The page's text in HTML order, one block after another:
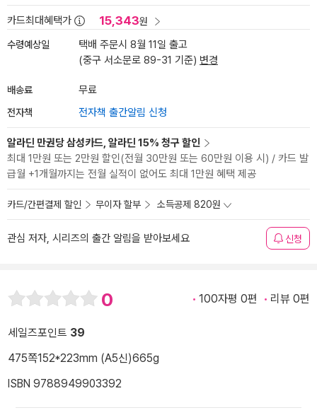
카드최대혜택가 15,343원
수령예상일
택배 주문시 8월 11일 출고
(중구 서소문로 89-31 기준) 변경
배송료 무료
전자책 전자책 출간알림 신청
알라딘 만권당 삼성카드, 알라딘 15% 청구 할인
최대 1만원 또는 2만원 할인(전월 30만원 또는 60만원 이용 시) / 카드 발
급월 +1개월까지는 전월 실적이 없어도 최대 1만원 혜택 제공
카드/간편결제 할인 무이자 할부 소득공제 820원
관심 저자, 시리즈의 출간 알림을 받아보세요 신청
0 100자평 0편 리뷰 0편
세일즈포인트 39
475쪽152*223mm (A5신)665g
ISBN 9788949903392